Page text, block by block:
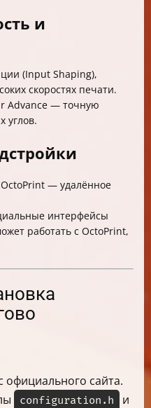
и
(Input Shaping),
скоростях печати.
Advance — точную
углов.
— удалённое
интерфейсы
работать с OctoPrint,
официального сайта.
configuration.h и